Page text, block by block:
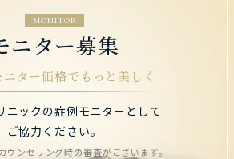
MONITOR
ニター募集
ター価格でもっと美しく
ニックの症例モニターとして
ご協力ください。
ウンセリング時の審査がございます。